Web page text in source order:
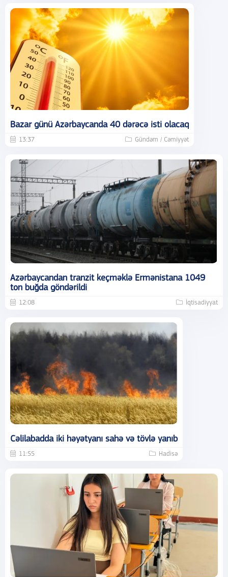
Bazar günü Azərbaycanda 40 dərəcə isti olacaq
13:37 Gündəm / Cəmiyyət
Azərbaycandan tranzit keçməklə Ermənistana 1049
ton buğda göndərildi
12:08 İqtisadiyyat
Cəlilabadda iki həyətyanı sahə və tövlə yanıb
11:55 Hadisə